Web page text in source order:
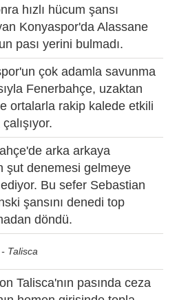
hızlı hücum şansı
Konyaspor'da Alassane
pası yerini bulmadı.
çok adamla savunma
Fenerbahçe, uzaktan
ortalarla rakip kalede etkili
arka arkaya
şut denemesi gelmeye
Bu sefer Sebastian
şansını denedi top
döndü.
Talisca
Talisca'nın pasında ceza